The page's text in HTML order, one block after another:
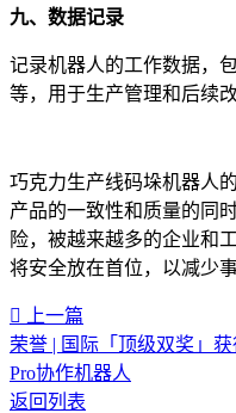
九、数据记录
记录机器人的工作数据，
等，用于生产管理和后续改
巧克力生产线码垛机器人
产品的一致性和质量的同
险，被越来越多的企业和
将安全放在首位，以减少
上一篇
荣誉 | 国际「顶级双奖」
Pro协作机器人
返回列表